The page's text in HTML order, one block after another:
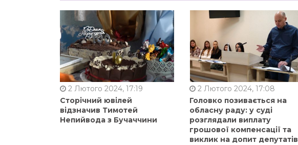
2 Лютого 2024, 17:19
Сторічний ювілей
відзначив Тимотей
Непийвода з Бучаччини
2 Лютого 2024, 17:08
Головко позивається на
обласну раду: у суді
розглядали виплату
грошової компенсації та
виклик на допит депутатів